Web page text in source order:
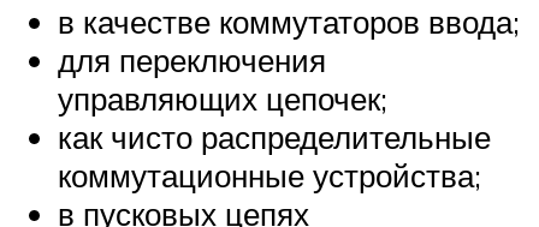
в качестве коммутаторов ввода;
для переключения
управляющих цепочек;
как чисто распределительные
коммутационные устройства;
в пусковых цепях